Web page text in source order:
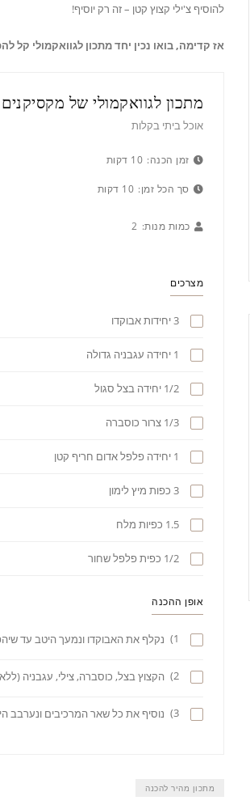
להוסיף צ'ילי קצוץ קטן – זה רק יוסיף!
אז קדימה, בואו נכין יחד מתכון לגוואקמולי קל
מתכון לגוואקמולי של
אוכל ביתי בקלות
זמן הכנה: 10 דקות
סך הכל זמן: 10 דקות
כמות מנות: 2
מצרכים
3 יחידות אבוקדו
1 יחידה עגבניה גדולה
1/2 יחידה בצל סגול
1/3 צרור כוסברה
1 יחידה פלפל אדום חריף קטן
3 כפות מיץ לימון
1.5 כפיות מלח
1/2 כפית פלפל שחור
אופן ההכנה
1) נקלף את האבוקדו ונמעך היטב עד
2) הקצוץ בצל, כוסברה, צילי, עגבניה
3) נוסיף את כל שאר המרכיבים ונערבב
מתכון מהיר להכנה